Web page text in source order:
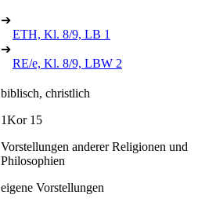
➔
ETH, Kl. 8/9, LB 1
➔
RE/e, Kl. 8/9, LBW 2
biblisch, christlich
1Kor 15
Vorstellungen anderer Religionen und
Philosophien
eigene Vorstellungen